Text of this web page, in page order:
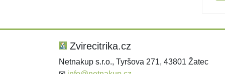
Zvirecitrika.cz
Netnakup s.r.o., Tyršova 271, 43801 Žatec